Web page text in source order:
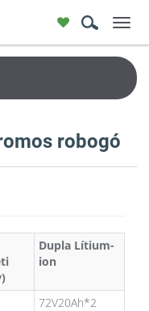
robogó
Dupla Lítium-
ion
72V20Ah*2